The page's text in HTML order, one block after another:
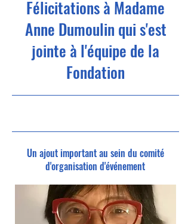
Félicitations à Madame
Anne Dumoulin qui s'est
jointe à l'équipe de la
Fondation
Un ajout important au sein du comité
d'organisation d'événement